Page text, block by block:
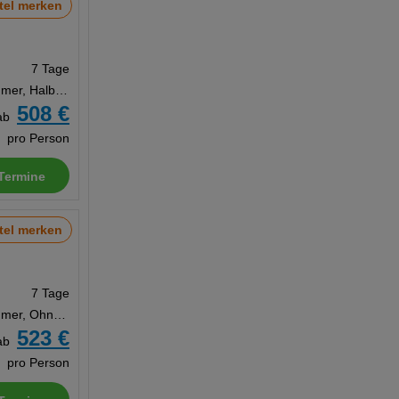
merken
7 Tage
Doppelzimmer, Halbpension
508 €
pro Person
merken
7 Tage
Doppelzimmer, Ohne Verpflegung
523 €
pro Person